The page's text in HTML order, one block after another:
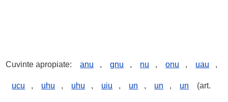
Cuvinte apropiate: anu , gnu , nu , onu , uau ,
ucu , uhu , uhu , uiu , un , un , un (art.